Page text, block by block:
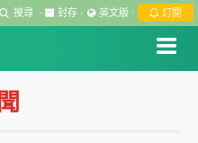
搜尋 · 封存 · 英文版 · 訂閱